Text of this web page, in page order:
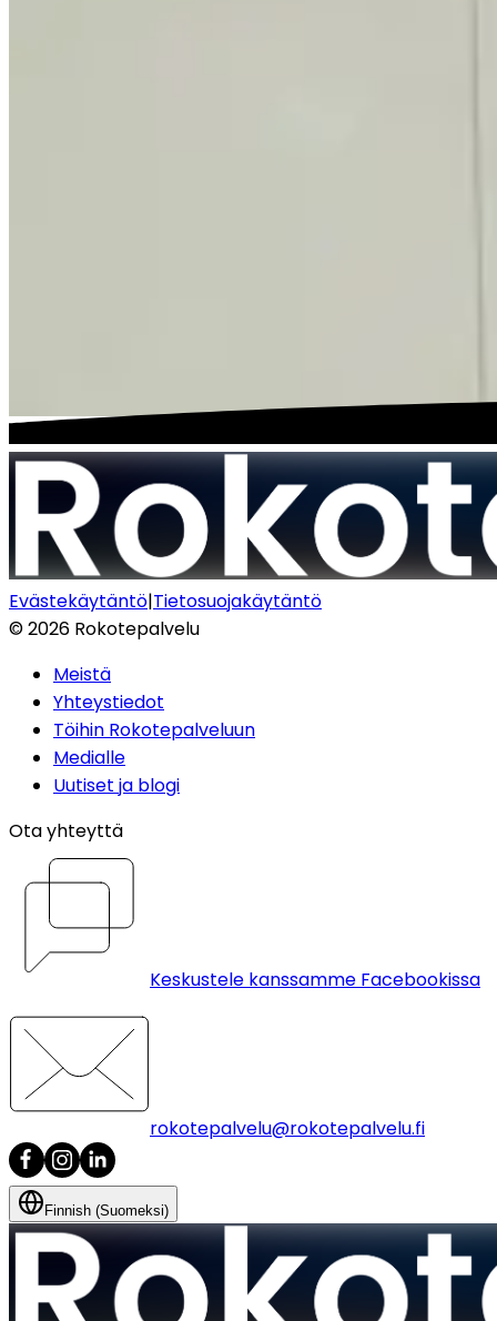
Evästekäytäntö|Tietosuojakäytäntö
©2026 Rokotepalvelu
Meistä
Yhteystiedot
Töihin Rokotepalveluun
Medialle
Uutiset ja blogi
Ota yhteyttä
Keskustele kanssamme Facebookissa
rokotepalvelu@rokotepalvelu.fi
Finnish (Suomeksi)